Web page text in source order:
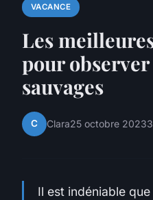
VACANCE
Les
pour
sauvages
C Clara25 octobre 2023
Il est indéniable que